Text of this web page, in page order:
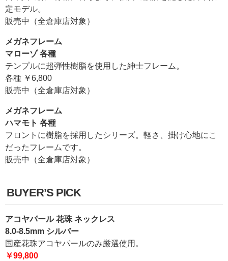
定モデル。
販売中（全倉庫店対象）
メガネフレーム
マローゾ 各種
テンプルに超弾性樹脂を使用した紳士フレーム。
各種 ￥6,800
販売中（全倉庫店対象）
メガネフレーム
ハマモト 各種
フロントに樹脂を採用したシリーズ。軽さ、掛け心地にこ
だったフレームです。
販売中（全倉庫店対象）
BUYER’S PICK
アコヤパール 花珠 ネックレス
8.0-8.5mm シルバー
国産花珠アコヤパールのみ厳選使用。
￥99,800